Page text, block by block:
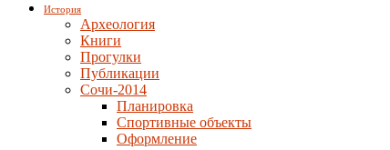
История
Археология
Книги
Прогулки
Публикации
Сочи-2014
Планировка
Спортивные объекты
Оформление